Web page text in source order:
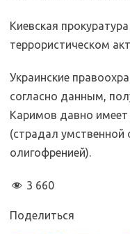
Киевская
террористическом
Украинские
согласно данным,
Каримов давно имеет
(страдал умственной
олигофренией).
3 660
Поделиться